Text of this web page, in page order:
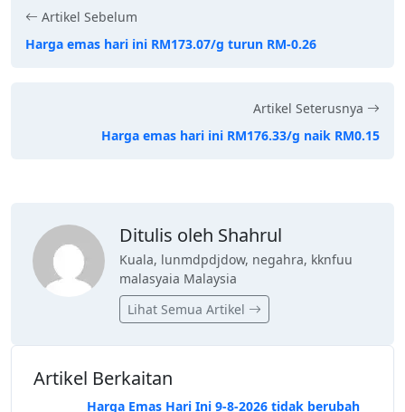
Artikel Sebelum
Harga emas hari ini RM173.07/g turun RM-0.26
Artikel Seterusnya
Harga emas hari ini RM176.33/g naik RM0.15
Ditulis oleh Shahrul
Kuala, lunmdpdjdow, negahra, kknfuu
malasyaia Malaysia
Lihat Semua Artikel
Artikel Berkaitan
Harga Emas Hari Ini 9-8-2026 tidak berubah